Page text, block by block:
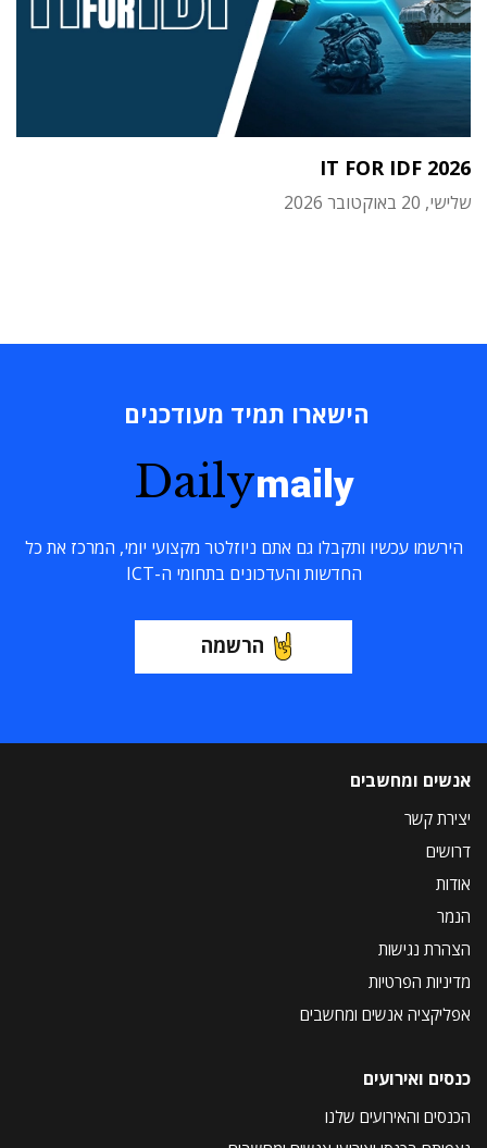
IT FOR IDF 2026
שלישי, 20 באוקטובר 2026
הישארו תמיד מעודכנים
Dailymaily
הירשמו עכשיו ותקבלו גם אתם ניוזלטר מקצועי יומי, המרכז את כל
החדשות והעדכונים בתחומי ה-ICT
הרשמה
אנשים ומחשבים
יצירת קשר
דרושים
אודות
הנמר
הצהרת נגישות
מדיניות הפרטיות
אפליקציה אנשים ומחשבים
כנסים ואירועים
הכנסים והאירועים שלנו